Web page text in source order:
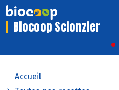
Biocoop Scionzier
Accueil